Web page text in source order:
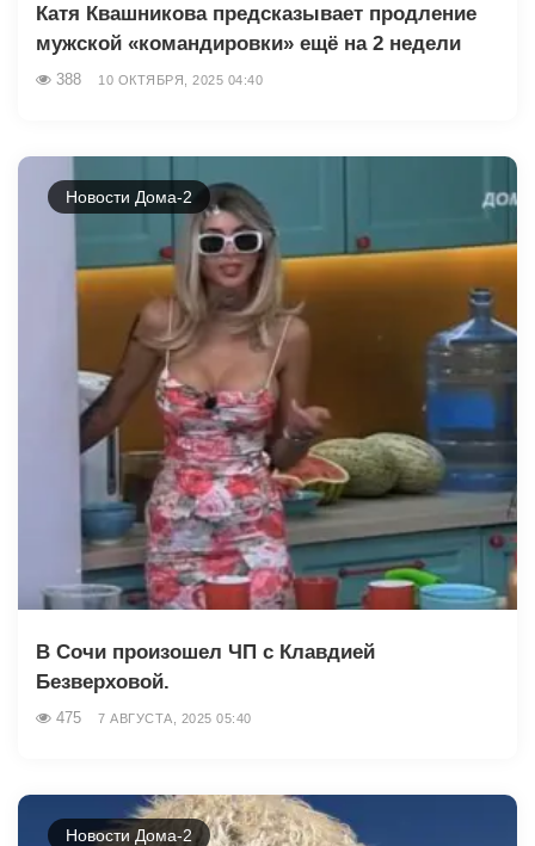
Катя Квашникова предсказывает продление
мужской «командировки» ещё на 2 недели
388 10 ОКТЯБРЯ, 2025 04:40
Новости Дома-2
В Сочи произошел ЧП с Клавдией
Безверховой.
475 7 АВГУСТА, 2025 05:40
Новости Дома-2